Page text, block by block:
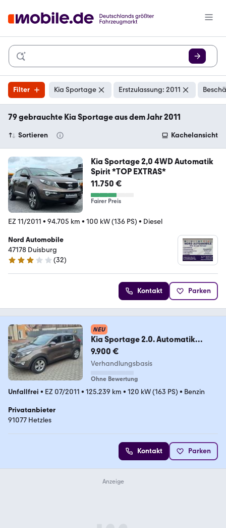
Filter Kia Sportage Erstzulassung: 2011
79 gebrauchte Kia Sportage aus dem Jahr 2011
Sortieren Kachelansicht
Kia Sportage 2,0 4WD Automatik
Spirit *TOP EXTRAS*
11.750 €
Fairer Preis
EZ 11/2011 • 94.705 km • 100 kW (136 PS) • Diesel
Nord Automobile
47178 Duisburg
3 Sterne
(32)
Kontakt Parken
NEU
Kia Sportage 2.0. Automatik
Vision Benzin
9.900 €
Verhandlungsbasis
Ohne Bewertung
Unfallfrei • EZ 07/2011 • 125.239 km • 120 kW (163 PS) • Benzin
Privatanbieter
91077 Hetzles
Kontakt Parken